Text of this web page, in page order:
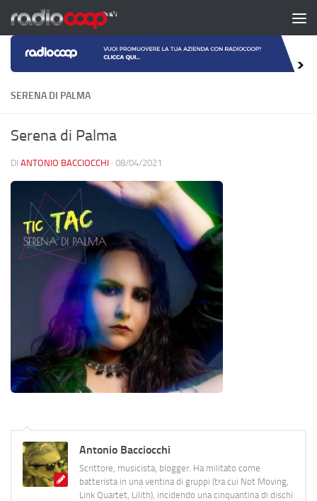
Salta al contenuto
SERENA DI PALMA
Serena di Palma
DI ANTONIO BACCIOCCHI · 08/04/2021
Antonio Bacciocchi
Scrittore, musicista, blogger. Ha militato come
batterista in una ventina di gruppi (tra cui Not Moving,
Link Quartet, Lilith), incidendo una cinquantina di dischi